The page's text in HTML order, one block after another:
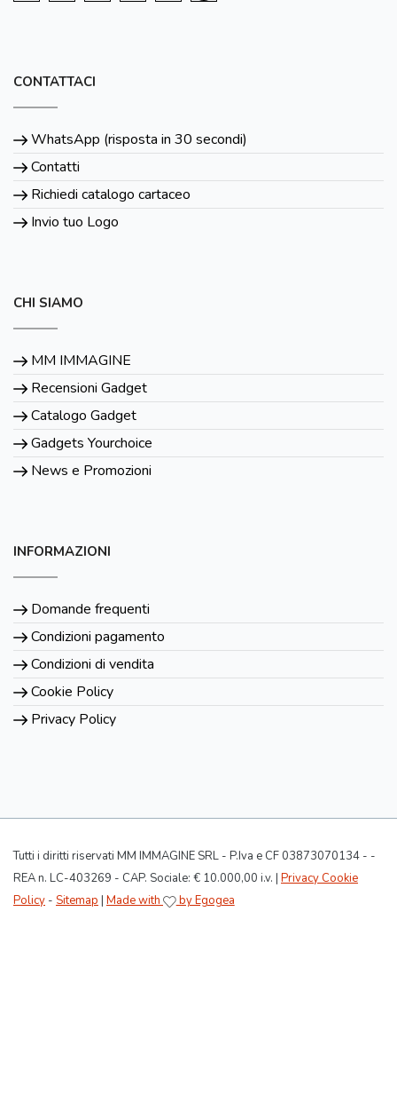
CONTATTACI
WhatsApp (risposta in 30 secondi)
Contatti
Richiedi catalogo cartaceo
Invio tuo Logo
CHI SIAMO
MM IMMAGINE
Recensioni Gadget
Catalogo Gadget
Gadgets Yourchoice
News e Promozioni
INFORMAZIONI
Domande frequenti
Condizioni pagamento
Condizioni di vendita
Cookie Policy
Privacy Policy
Tutti i diritti riservati MM IMMAGINE SRL - P.Iva e CF 03873070134 - -
REA n. LC-403269 - CAP. Sociale: € 10.000,00 i.v. | Privacy Cookie
Policy - Sitemap Made with by Egogea